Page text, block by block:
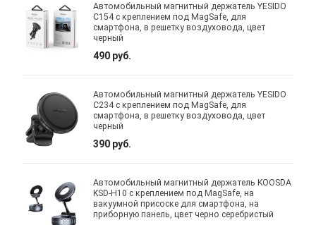
Автомобильный магнитный держатель YESIDO
C154 с креплением под MagSafe, для
смартфона, в решетку воздуховода, цвет
черный
490 руб.
Автомобильный магнитный держатель YESIDO
C234 с креплением под MagSafe, для
смартфона, в решетку воздуховода, цвет
черный
390 руб.
Автомобильный магнитный держатель KOOSDA
KSD-H10 с креплением под MagSafe, на
вакуумной присоске для смартфона, на
приборную панель, цвет черно серебристый